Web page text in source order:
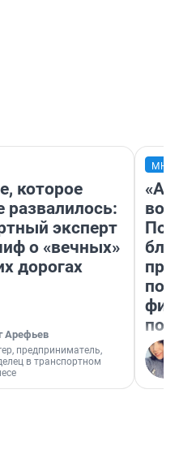
которое
развалилось:
эксперт
о «вечных»
дорогах
Арефьев
предприниматель,
в транспортном
вот